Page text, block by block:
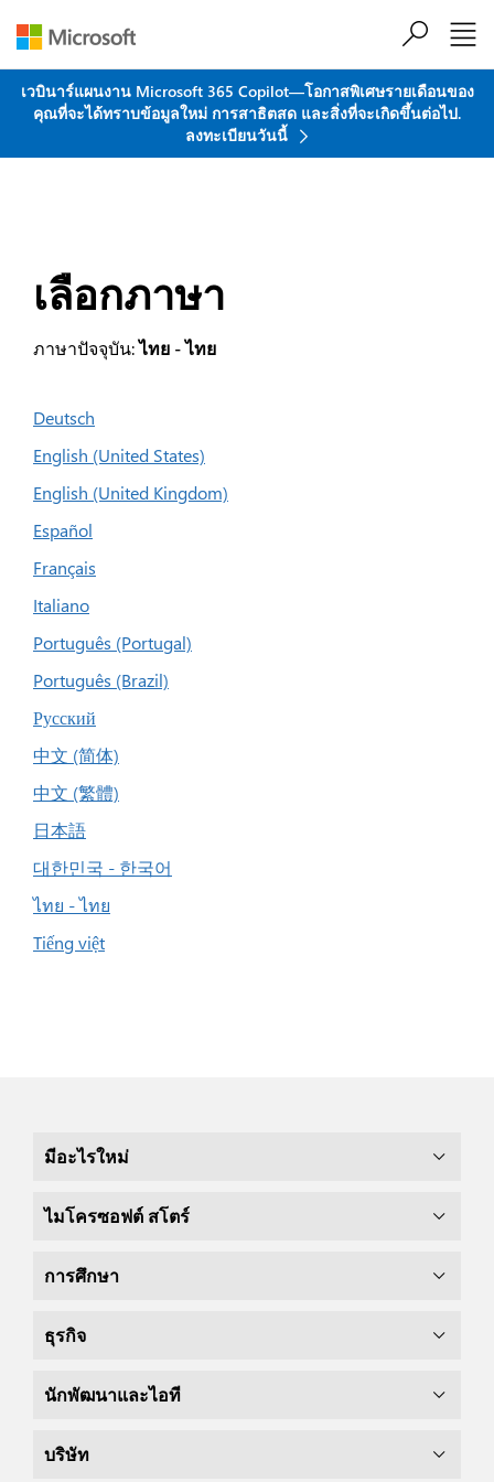
เวบินาร์แผนงาน Microsoft 365 Copilot—โอกาสพิเศษรายเดือนของ
คุณที่จะได้ทราบข้อมูลใหม่ การสาธิตสด และสิ่งที่จะเกิดขึ้นต่อไป.
ลงทะเบียนวันนี้
เลือกภาษา
ภาษาปัจจุบัน:ไทย - ไทย
Deutsch
English (United States)
English (United Kingdom)
Español
Français
Italiano
Português (Portugal)
Português (Brazil)
Русский
中文 (简体)
中文 (繁體)
日本語
대한민국 - 한국어
ไทย - ไทย
Tiếng việt
มีอะไรใหม่
ไมโครซอฟต์ สโตร์
การศึกษา
ธุรกิจ
นักพัฒนาและไอที
บริษัท